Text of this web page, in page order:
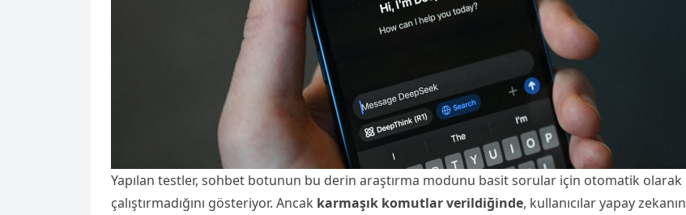
Yapılan testler, sohbet botunun bu derin araştırma modunu basit sorular için otomatik olarak
çalıştırmadığını gösteriyor. Ancak karmaşık komutlar verildiğinde, kullanıcılar yapay zekanın